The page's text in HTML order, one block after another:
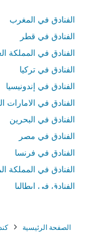
الفنادق في المغرب
الفنادق في قطر
الفنادق في المملكة
الفنادق في تركيا
الفنادق في إندونيسيا
الفنادق في الامارات
الفنادق في البحرين
الفنادق في مصر
الفنادق في فرنسا
الفنادق في المملكة
الفنادق في إيطاليا
الصفحة الرئيسية